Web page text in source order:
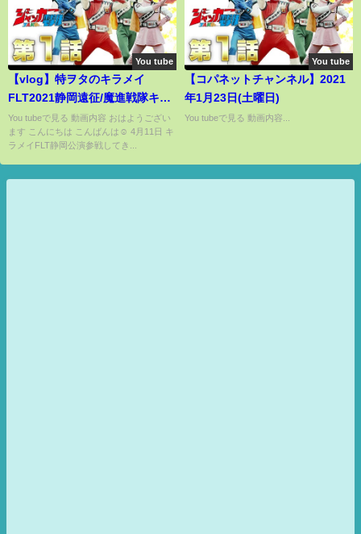
You tube
【vlog】特ヲタのキラメイ
FLT2021静岡遠征/魔進戦隊キラ
メイジャー
You tubeで見る 動画内容 おはようござい
ます こんにちは こんばんは☺︎ 4月11日 キ
ラメイFLT静岡公演参戦してき...
You tube
【コパネットチャンネル】2021
年1月23日(土曜日)
You tubeで見る 動画内容...